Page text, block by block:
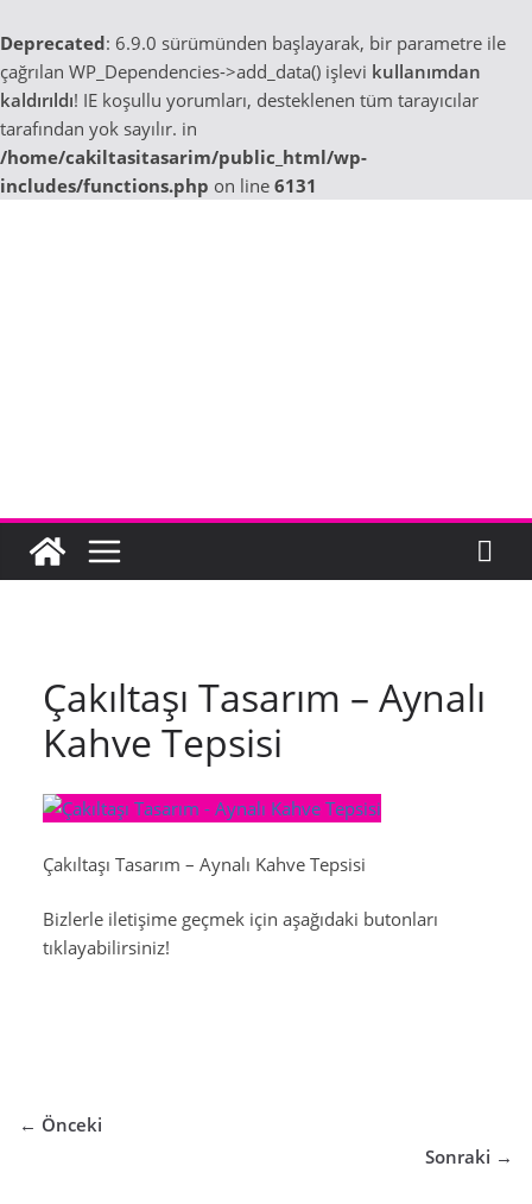
Deprecated: 6.9.0 sürümünden başlayarak, bir parametre ile
çağrılan WP_Dependencies->add_data() işlevi kullanımdan
kaldırıldı! IE koşullu yorumları, desteklenen tüm tarayıcılar
tarafından yok sayılır. in
/home/cakiltasitasarim/public_html/wp-
includes/functions.php on line 6131
Çakıltaşı Tasarım – Aynalı
Kahve Tepsisi
Çakıltaşı Tasarım – Aynalı Kahve Tepsisi
Bizlerle iletişime geçmek için aşağıdaki butonları
tıklayabilirsiniz!
← Önceki
Sonraki →